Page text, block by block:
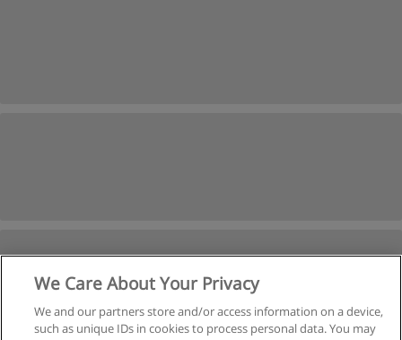
We Care About Your Privacy
We and our partners store and/or access information on a device,
such as unique IDs in cookies to process personal data. You may